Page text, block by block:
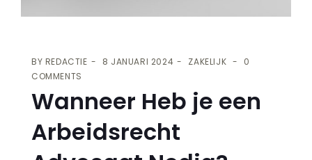
BY REDACTIE 8 JANUARI 2024 ZAKELIJK
0
COMMENTS
Wanneer Heb je een
Arbeidsrecht